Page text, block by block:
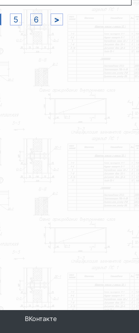
5 6 >
ВКонтакте